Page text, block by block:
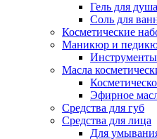
Гель для душа
Соль для
Косметические
Маникюр и
Масла
Эфирное
Средства для губ
Средства для лица
Для